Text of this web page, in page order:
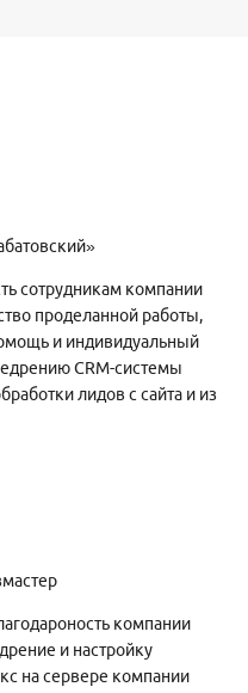
сотрудникам компании
проделанной работы,
и индивидуальный
CRM-системы
лидов с сайта и из
компании
и настройку
на сервере компании